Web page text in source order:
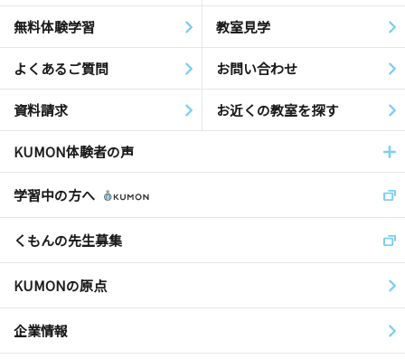
無料体験学習 教室見学
よくあるご質問 お問い合わせ
資料請求 お近くの教室を探す
KUMON体験者の声
学習中の方へ
くもんの先生募集
KUMONの原点
企業情報